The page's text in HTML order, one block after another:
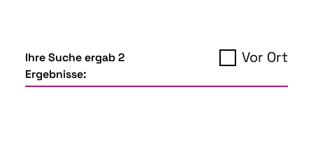
Ihre Suche ergab 2
Ergebnisse:
Vor Ort